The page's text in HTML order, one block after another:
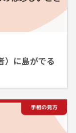
）に島がでる